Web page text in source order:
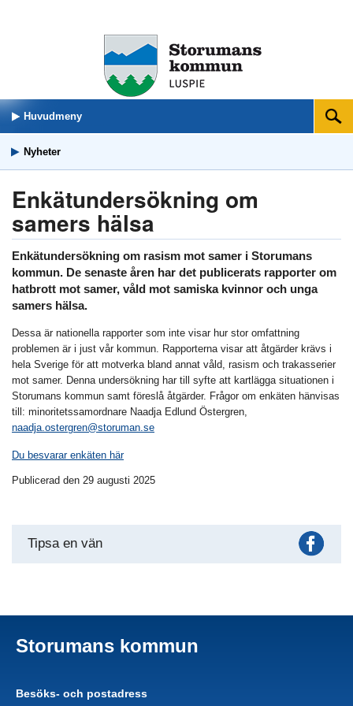
Huvudmeny Sök
Nyheter
Enkätundersökning om
samers hälsa
Enkätundersökning om rasism mot samer i Storumans
kommun. De senaste åren har det publicerats rapporter om
hatbrott mot samer, våld mot samiska kvinnor och unga
samers hälsa.
Dessa är nationella rapporter som inte visar hur stor omfattning
problemen är i just vår kommun. Rapporterna visar att åtgärder krävs i
hela Sverige för att motverka bland annat våld, rasism och trakasserier
mot samer. Denna undersökning har till syfte att kartlägga situationen i
Storumans kommun samt föreslå åtgärder. Frågor om enkäten hänvisas
till: minoritetssamordnare Naadja Edlund Östergren,
naadja.ostergren@storuman.se
Du besvarar enkäten här
Publicerad den 29 augusti 2025
Tipsa en vän
Storumans kommun
Besöks- och postadress